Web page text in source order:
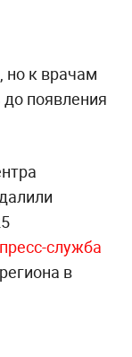
но к врачам
появления
пресс-служба
в